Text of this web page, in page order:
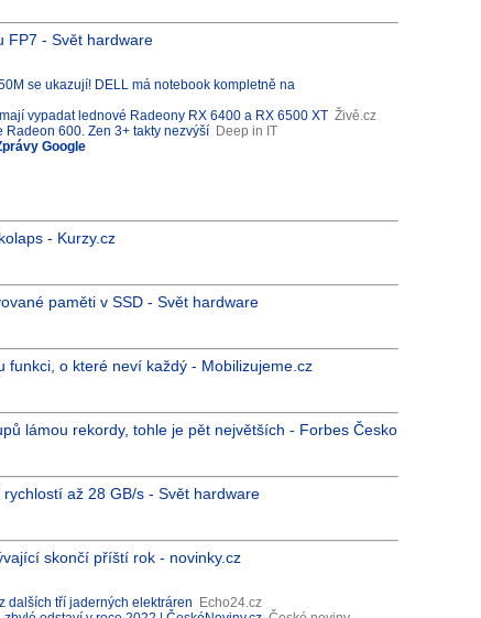
FP7 - Svět hardware
se ukazují! DELL má notebook kompletně na
vypadat lednové Radeony RX 6400 a RX 6500 XT Živě.cz
Radeon 600. Zen 3+ takty nezvýší Deep in IT
Google
- Kurzy.cz
paměti v SSD - Svět hardware
funkci, o které neví každý - Mobilizujeme.cz
lámou rekordy, tohle je pět největších - Forbes Česko
až 28 GB/s - Svět hardware
skončí příští rok - novinky.cz
dalších tří jaderných elektráren
Echo24.cz